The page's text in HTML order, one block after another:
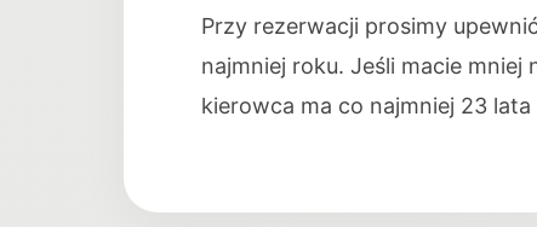
Przy rezerwacji prosimy
najmniej roku. Jeśli macie
kierowca ma co najmniej 23